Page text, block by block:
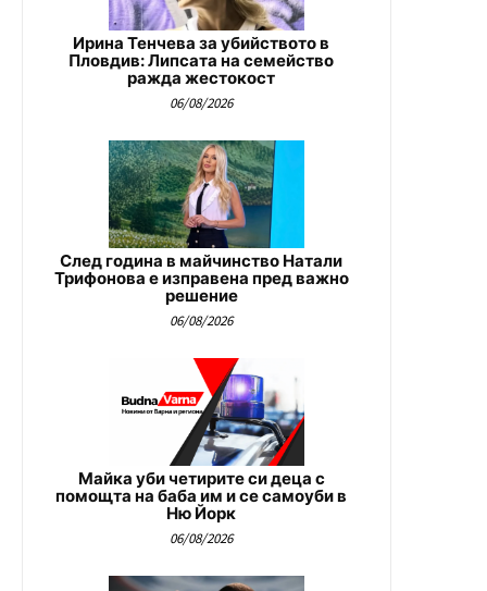
Ирина Тенчева за убийството в
Пловдив: Липсата на семейство
ражда жестокост
06/08/2026
След година в майчинство Натали
Трифонова е изправена пред важно
решение
06/08/2026
Майка уби четирите си деца с
помощта на баба им и се самоуби в
Ню Йорк
06/08/2026